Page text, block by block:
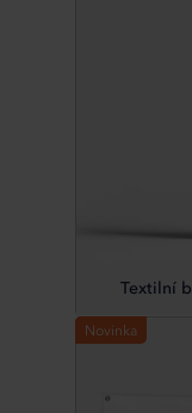
Textilní
Novinka